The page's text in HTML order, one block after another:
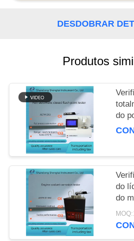
PRIVACY
POLICY
DESDOBRAR
Produtos
do
de
do
do